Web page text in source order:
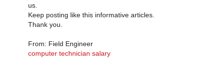
us.
Keep posting like this informative articles.
Thank you.
From: Field Engineer
computer technician salary